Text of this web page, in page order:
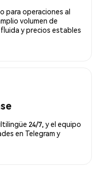
para operaciones al
volumen de
y precios estables
24/7, y el equipo
en Telegram y